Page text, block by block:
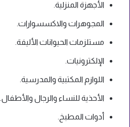
الأجهزة المنزلية.
المجوهرات والاكسسوارات.
مستلزمات الحيوانات الأليفة.
الإلكترونيات.
اللوازم المكتبية والمدرسية.
الأحذية للنساء والرجال والأطفال.
أدوات المطبخ.